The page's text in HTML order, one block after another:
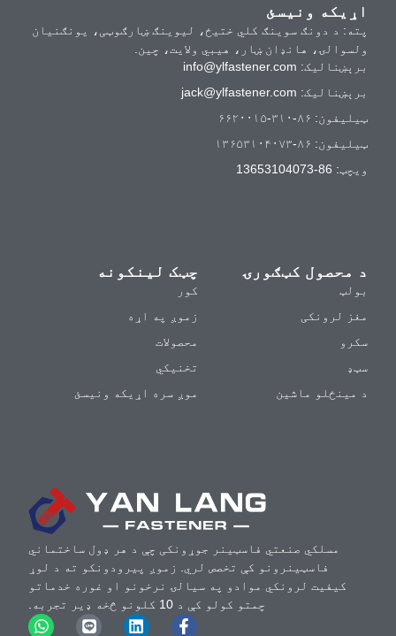
مسلکي صنعتي فاسټینر جوړونکی چې د هر ډول ساختماني
فاسټینرونو کې تخصص لري. زموږ پیرودونکو ته د لوړ
کیفیت لرونکي موادو په سیالۍ نرخونو او غوره خدماتو
چمتو کولو کې د 10 کلونو څخه ډیر تجربه.
د محصول کټګورۍ
بولټ
مغز لرونکی
سکرو
سټډ
د مینځلو ماشین
چټک لینکونه
کور
زموږ په اړه
محصولات
تخنیکي
موږ سره اړیکه ونیسئ
اړیکه ونیسئ
پته: د دونګ سوینګ کلي ختیځ، لیوینګ ښارګوټی، یونګنیان
ولسوالۍ، هانډان ښار، هیبي ولایت، چین.
برېښنالیک: info@ylfastener.com
برېښنالیک: jack@ylfastener.com
ټیلیفون: ۸۶-۳۱۰-۶۶۲۰۰۱۵
ټیلیفون: ۸۶-۱۳۶۵۳۱۰۴۰۷۳
ویچټ: 86-13653104073